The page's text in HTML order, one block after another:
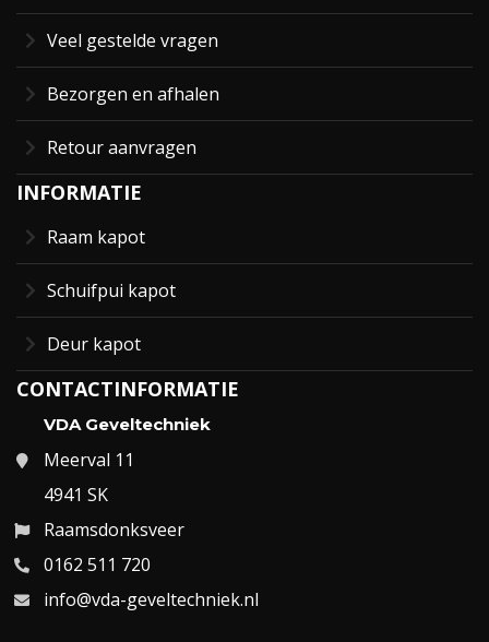
Veel gestelde vragen
Bezorgen en afhalen
Retour aanvragen
INFORMATIE
Raam kapot
Schuifpui kapot
Deur kapot
CONTACTINFORMATIE
VDA Geveltechniek
Meerval 11
4941 SK
Raamsdonksveer
0162 511 720
info@vda-geveltechniek.nl